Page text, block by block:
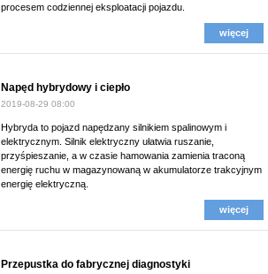
procesem codziennej eksploatacji pojazdu.
więcej
Napęd hybrydowy i ciepło
2019-08-29 08:00
Hybryda to pojazd napędzany silnikiem spalinowym i
elektrycznym. Silnik elektryczny ułatwia ruszanie,
przyśpieszanie, a w czasie hamowania zamienia traconą
energię ruchu w magazynowaną w akumulatorze trakcyjnym
energię elektryczną.
więcej
Przepustka do fabrycznej diagnostyki